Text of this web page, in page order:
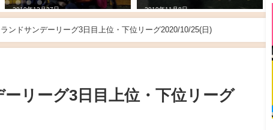
2019年12月27日 2019年11月8日
ランドサンデーリーグ3日目上位・下位リーグ2020/10/25(日)
リーグ3日目上位・下位リーグ